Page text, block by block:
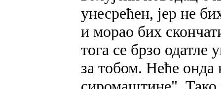
унесрећен, јер не
и морао бих
тога се брзо одатле
за тобом. Неће онда